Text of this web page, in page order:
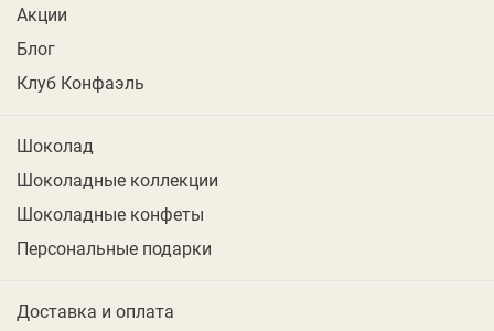
Акции
Блог
Клуб Конфаэль
Шоколад
Шоколадные коллекции
Шоколадные конфеты
Персональные подарки
Доставка и оплата